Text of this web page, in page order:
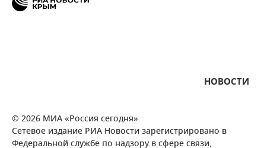
НОВОСТИ
© 2026 МИА «Россия сегодня»
Сетевое издание РИА Новости зарегистрировано в
Федеральной службе по надзору в сфере связи,